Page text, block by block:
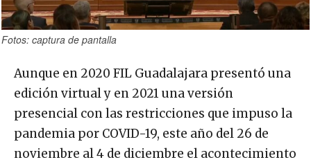
Fotos: captura de pantalla
Aunque en 2020 FIL Guadalajara presentó una
edición virtual y en 2021 una versión
presencial con las restricciones que impuso la
pandemia por COVID-19, este año del 26 de
noviembre al 4 de diciembre el acontecimiento